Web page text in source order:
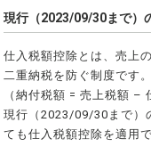
現行（2023/09/30まで）
仕入税額控除とは、売上
二重納税を防ぐ制度です。
（納付税額 = 売上税額 –
現行（2023/09/30まで）
ても仕入税額控除を適用で